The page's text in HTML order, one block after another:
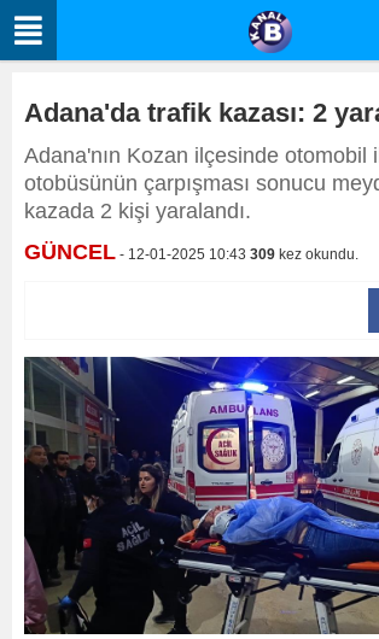
Adana'da trafik kazası: 2
Adana'nın Kozan ilçesinde otomobil
otobüsünün çarpışması sonucu
kazada 2 kişi yaralandı.
GÜNCEL - 12-01-2025 10:43 309 kez okundu.